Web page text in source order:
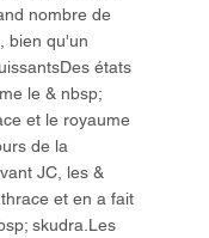
nombre de
bien qu'un
états
le & nbsp;
et le royaume
de la
JC, les &
et en a fait
skudra.Les